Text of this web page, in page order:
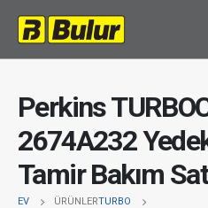
Perkins
2674A232
Tamir Bakım
EV ÜRÜNLERTURBO